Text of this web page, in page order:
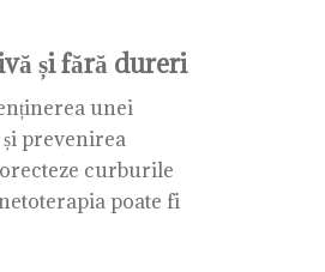
și fără dureri
unei
prevenirea
curburile
poate fi